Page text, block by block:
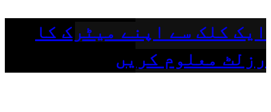
ایک کلک سے اپنے میٹرک کا
رزلٹ معلوم کریں